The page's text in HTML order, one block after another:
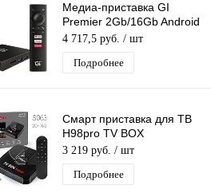
Медиа-приставка GI
Premier 2Gb/16Gb Android
TV10 Amlogic S905X4
Медиаплеер SmartTV
IPTV OTT 4K H.265
4 717,5 руб. / шт
Подробнее
Смарт приставка для ТВ
H98pro TV BOX
Медиаплеер, 2G+16G
Android-приставка
цифровая для
3 219 руб. / шт
Подробнее